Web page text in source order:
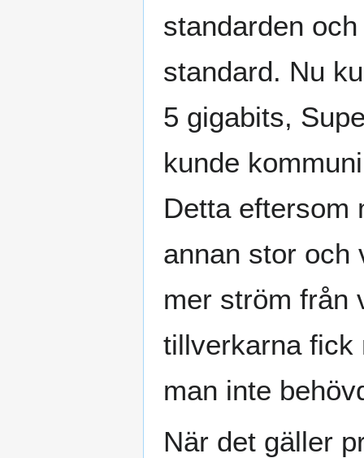
standarden
standard. Nu
5 gigabits,
kunde
Detta eftersom
annan stor och
mer ström från
tillverkarna fick
man inte
När det gäller